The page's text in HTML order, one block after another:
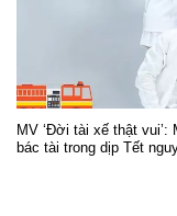
MV ‘Đời tài xế thật vui’:
bác tài trong dịp Tết